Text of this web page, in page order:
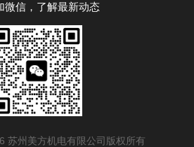
微信，了解最新动态
苏州美方机电有限公司版权所有